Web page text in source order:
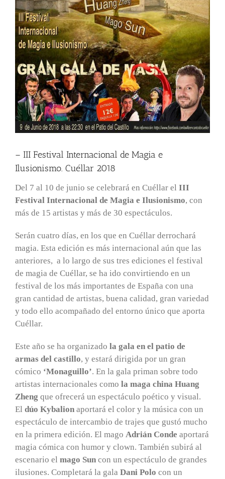
– III Festival Internacional de Magia e
Ilusionismo. Cuéllar 2018
Del 7 al 10 de junio se celebrará en Cuéllar el III
Festival Internacional de Magia e Ilusionismo, con
más de 15 artistas y más de 30 espectáculos.
Serán cuatro días, en los que en Cuéllar derrochará
magia. Esta edición es más internacional aún que las
anteriores, a lo largo de sus tres ediciones el festival
de magia de Cuéllar, se ha ido convirtiendo en un
festival de los más importantes de España con una
gran cantidad de artistas, buena calidad, gran variedad
y todo ello acompañado del entorno único que aporta
Cuéllar.
Este año se ha organizado la gala en el patio de
armas del castillo, y estará dirigida por un gran
cómico ‘Monaguillo’. En la gala priman sobre todo
artistas internacionales como la maga china Huang
Zheng que ofrecerá un espectáculo poético y visual.
El dúo Kybalion aportará el color y la música con un
espectáculo de intercambio de trajes que gustó mucho
en la primera edición. El mago Adrián Conde aportará
magia cómica con humor y clown. También subirá al
escenario el mago Sun con un espectáculo de grandes
ilusiones. Completará la gala Dani Polo con un